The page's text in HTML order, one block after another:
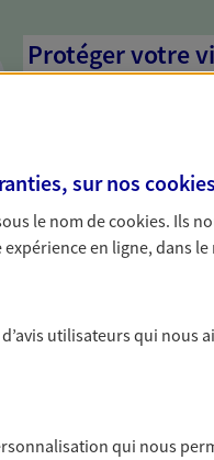
Protéger votre
Nous sommes à votre
activité, mais aussi les
interlocuteur pour tous
sur nos
le nom decookies. Ils
en ligne, dans le
utilisateurs qui nous
qui nous